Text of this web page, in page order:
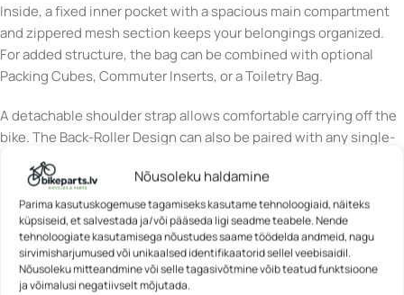
Nõusoleku haldamine
Parima kasutuskogemuse tagamiseks kasutame tehnoloogiaid, näiteks
küpsiseid, et salvestada ja/või pääseda ligi seadme teabele. Nende
tehnoloogiate kasutamisega nõustudes saame töödelda andmeid, nagu
sirvimisharjumused või unikaalsed identifikaatorid sellel veebisaidil.
Nõusoleku mitteandmine või selle tagasivõtmine võib teatud funktsioone
ja võimalusi negatiivselt mõjutada.
Inside, a fixed inner pocket with a spacious main compartment
and zippered mesh section keeps your belongings organized.
For added structure, the bag can be combined with optional
Packing Cubes, Commuter Inserts, or a Toiletry Bag.
A detachable shoulder strap allows comfortable carrying off the
bike. The Back-Roller Design can also be paired with any single-
color Back-Roller for a practical and stylish combination.
Specifications:
Height: 42 cm
Width: 32 cm
Depth: 17 cm
Volume: 20 L